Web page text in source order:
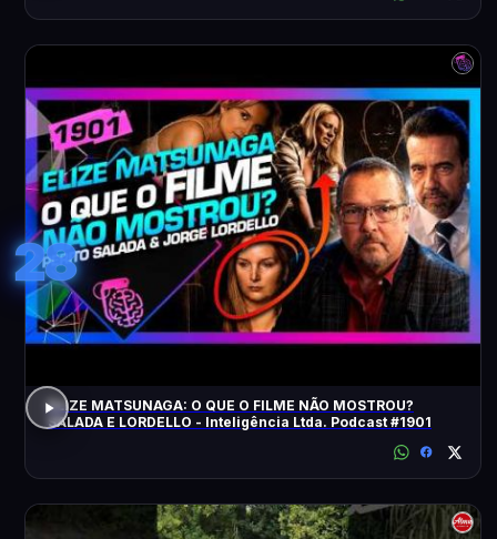
28
ELIZE MATSUNAGA: O QUE O FILME NÃO MOSTROU?
SALADA E LORDELLO - Inteligência Ltda. Podcast #1901